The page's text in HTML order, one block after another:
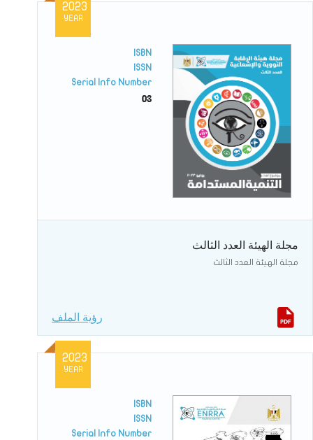
2023
YEAR
ISBN
ISSN
Serial Info Number
03
مجلة الهيئة العدد الثالث
مجلة الهيئة العدد الثالث
رؤية الملف
2023
YEAR
ISBN
ISSN
Serial Info Number